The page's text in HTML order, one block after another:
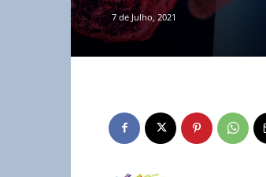
7 de Julho, 2021